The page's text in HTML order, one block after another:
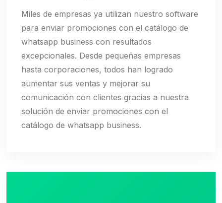
Miles de empresas ya utilizan nuestro software
para enviar promociones con el catálogo de
whatsapp business con resultados
excepcionales. Desde pequeñas empresas
hasta corporaciones, todos han logrado
aumentar sus ventas y mejorar su
comunicación con clientes gracias a nuestra
solución de enviar promociones con el
catálogo de whatsapp business.